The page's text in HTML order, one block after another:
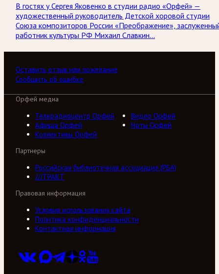
В гостях у Сергея Яковенко в студии радио «Орфей» —
художественный руководитель Детской хоровой студии
Союза композиторов России «Преображение»,
работник культуры РФ Михаил Славкин…
Оставить отзыв или пожелание
Сообщить об ошибке
Орфей медиа
Телерадиоцентр Орфей
Видео Орфей
Афиша Орфей
Ноты Орфей
Коллективы Орфей
Партнеры
Российская библиотечная ассоциация (РБА)
///ТРАКТ
Правовая информация
Условия использования сайта
Политика конфиденциальности
Контактная информация